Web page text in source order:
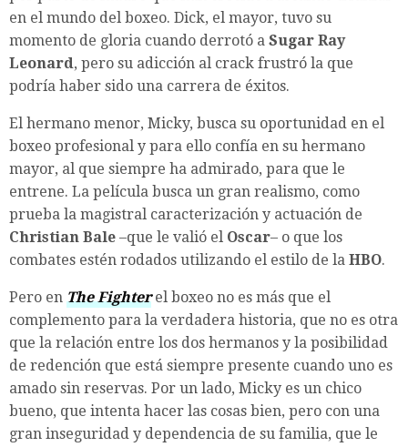
en el mundo del boxeo. Dick, el mayor, tuvo su
momento de gloria cuando derrotó a Sugar Ray
Leonard, pero su adicción al crack frustró la que
podría haber sido una carrera de éxitos.
El hermano menor, Micky, busca su oportunidad en el
boxeo profesional y para ello confía en su hermano
mayor, al que siempre ha admirado, para que le
entrene. La película busca un gran realismo, como
prueba la magistral caracterización y actuación de
Christian Bale –que le valió el Oscar– o que los
combates estén rodados utilizando el estilo de la HBO.
Pero en The Fighterel boxeo no es más que el
complemento para la verdadera historia, que no es otra
que la relación entre los dos hermanos y la posibilidad
de redención que está siempre presente cuando uno es
amado sin reservas. Por un lado, Micky es un chico
bueno, que intenta hacer las cosas bien, pero con una
gran inseguridad y dependencia de su familia, que le